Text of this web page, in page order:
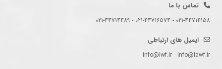
تماس با ما
021-44714158 - 021-44716574 - 021-44714489
ایمیل های ارتباطی
info@iwf.ir - info@iawf.ir